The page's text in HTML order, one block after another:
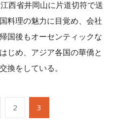
西省井岡山に片道切符で送
料理の魅力に目覚め、会社
国後もオーセンティックな
じめ、アジア各国の華僑と
換をしている。
2 3